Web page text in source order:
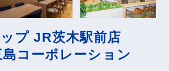
プ JR茨木駅前店
コーポレーション